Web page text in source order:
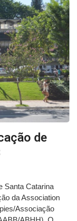
de
Santa Catarina
da Association
Associação